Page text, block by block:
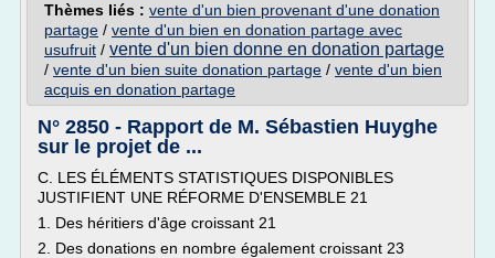
Thèmes liés : vente d'un bien provenant d'une donation
partage / vente d'un bien en donation partage avec
usufruit / vente d'un bien donne en donation partage
/ vente d'un bien suite donation partage / vente d'un bien
acquis en donation partage
N° 2850 - Rapport de M. Sébastien Huyghe
sur le projet de ...
C. LES ÉLÉMENTS STATISTIQUES DISPONIBLES
JUSTIFIENT UNE RÉFORME D'ENSEMBLE 21
1. Des héritiers d'âge croissant 21
2. Des donations en nombre également croissant 23